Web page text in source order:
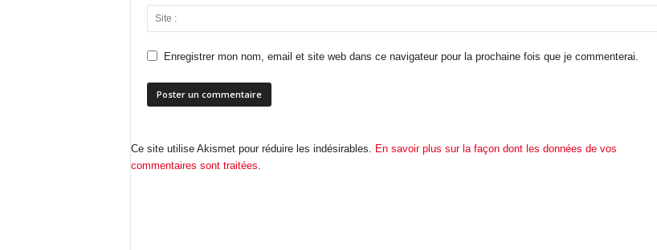
Enregistrer mon nom, email et site web dans ce navigateur pour la prochaine fois que je commenterai.
Ce site utilise Akismet pour réduire les indésirables. En savoir plus sur la façon dont les données de vos
commentaires sont traitées.